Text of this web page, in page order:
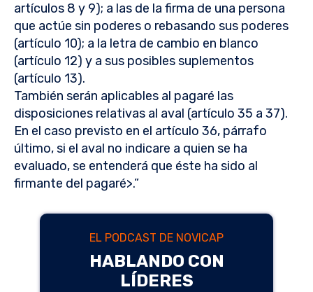
artículos 8 y 9); a las de la firma de una persona
que actúe sin poderes o rebasando sus poderes
(artículo 10); a la letra de cambio en blanco
(artículo 12) y a sus posibles suplementos
(artículo 13).
También serán aplicables al pagaré las
disposiciones relativas al aval (artículo 35 a 37).
En el caso previsto en el artículo 36, párrafo
último, si el aval no indicare a quien se ha
evaluado, se entenderá que éste ha sido al
firmante del pagaré>.”
HABLANDO CON
LÍDERES
EL PODCAST DE NOVICAP